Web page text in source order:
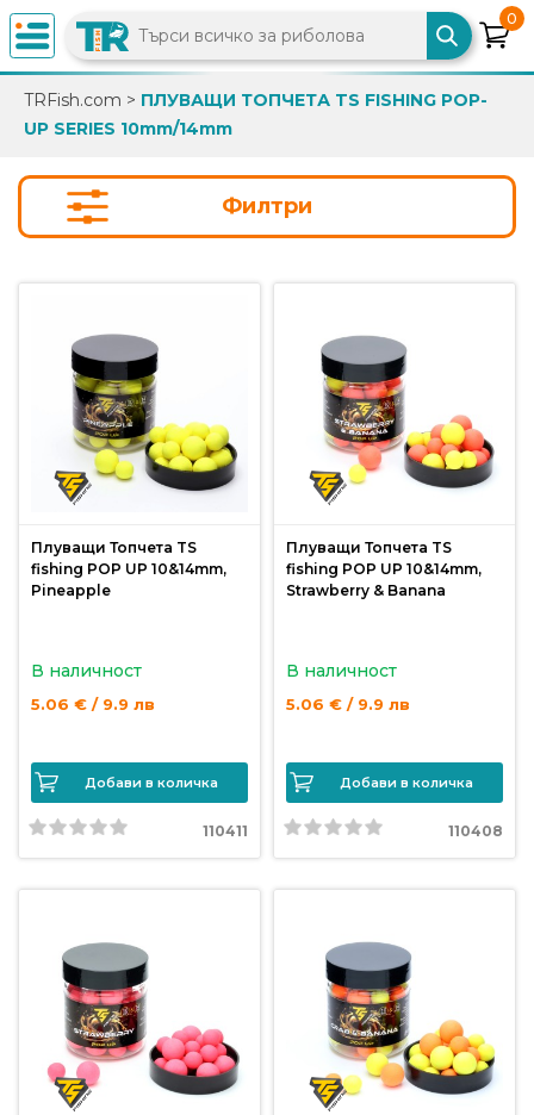
×
0882
086
Вход
Регистрация
Промоции
продукти
Макари
Въдици
риболов
Влакна
риболов
0
TRFish.com > ПЛУВАЩИ ТОПЧЕТА TS FISHING POP-
UP SERIES 10mm/14mm
Филтри
Плуващи Топчета TS
fishing POP UP 10&14mm,
Pineapple
В наличност
5.06 € / 9.9 лв
Добави в количка
110411
Плуващи Топчета TS
fishing POP UP 10&14mm,
Strawberry & Banana
В наличност
5.06 € / 9.9 лв
Добави в количка
110408